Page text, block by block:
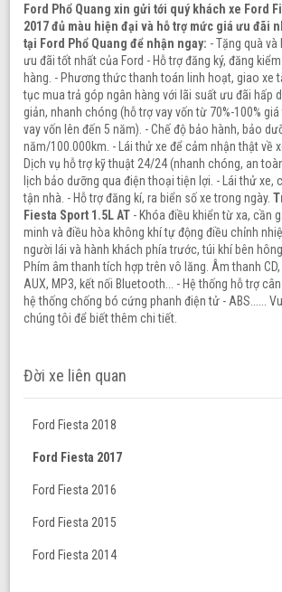
Ford Phổ Quang xin gửi tới quý khách xe Ford
2017 đủ màu hiện đại và hỗ trợ mức giá ưu đãi
tại Ford Phổ Quang để nhận ngay: - Tặng quà
ưu đãi tốt nhất của Ford - Hỗ trợ đăng ký, đăng
hàng. - Phương thức thanh toán linh hoạt, giao xe
tục mua trả góp ngân hàng với lãi suất ưu đãi hấp
giản, nhanh chóng (hỗ trợ vay vốn từ 70%-100%
vay vốn lên đến 5 năm). - Chế độ bảo hành, bảo
năm/100.000km. - Lái thử xe để cảm nhận thật về
Dịch vụ hỗ trợ kỹ thuật 24/24 (nhanh chóng, an
lịch bảo dưỡng qua điện thoại tiện lợi. - Lái thử xe,
tận nhà. - Hỗ trợ đăng kí, ra biển số xe trong ngày.
Fiesta Sport 1.5L AT - Khóa điều khiển từ xa, cần
minh và điều hòa không khí tự động điều chỉnh
người lái và hành khách phía trước, túi khí bên
Phím âm thanh tích hợp trên vô lăng. Âm thanh
AUX, MP3, kết nối Bluetooth... - Hệ thống hỗ trợ
hệ thống chống bó cứng phanh điện tử - ABS......
chúng tôi để biết thêm chi tiết.
Đời xe liên quan
Ford Fiesta 2018
Ford Fiesta 2017
Ford Fiesta 2016
Ford Fiesta 2015
Ford Fiesta 2014